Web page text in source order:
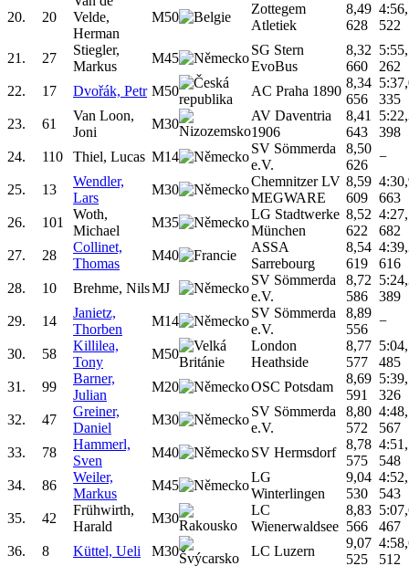
20. 20
Velde,
Herman
M50
Zottegem
Atletiek
8,49
628
522
21. 27
Stiegler,
Markus
M45
SG Stern
EvoBus
8,32
660
262
22.
17 Dvořák, Petr M50 AC Praha 1890
8,34
656
335
23.
61
Van Loon,
Joni
M30
AV Daventria
1906
8,41
643
398
24.
110 Thiel, Lucas M14
SV Sömmerda
e.V.
8,50
626
−
25. 13
Wendler,
Lars
M30
Chemnitzer LV
MEGWARE
8,59
609
663
26.
101
Woth,
Michael
M35
LG Stadtwerke
München
8,52
622
682
27.
28
Collinet,
Thomas
M40
ASSA
Sarrebourg
8,54
619
616
28.
10 Brehme, NilsMJ
SV Sömmerda
e.V.
8,72
586
389
29.
14
Janietz,
Thorben
M14
SV Sömmerda
e.V.
8,89
556
−
30. 58
Killilea,
Tony
M50
London
Heathside
8,77
577
485
31.
99
Barner,
Julian
M20 OSC Potsdam
8,69
591
326
32.
47
Greiner,
Daniel
M30
SV Sömmerda
e.V.
8,80
572
567
33.
78
Hammerl,
Sven
M40 SV Hermsdorf
8,78
575
548
34.
86
Weiler,
Markus
M45
LG
Winterlingen
9,04
530
543
35.
42
Frühwirth,
Harald
M30
LC
Wienerwaldsee
8,83
566
467
36.
8 Küttel, Ueli M30 LC Luzern
9,07
525
512